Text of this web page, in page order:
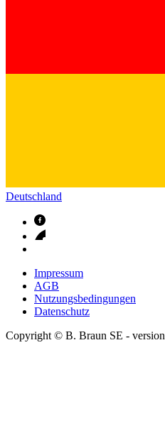
Deutschland
Impressum
AGB
Nutzungsbedingungen
Datenschutz
Copyright © B. Braun SE - version